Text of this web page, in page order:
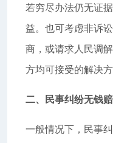
若穷尽办法仍无证
益。也可考虑非诉
商，或请求人民调
方均可接受的解决方
二、民事纠纷无钱
一般情况下，民事